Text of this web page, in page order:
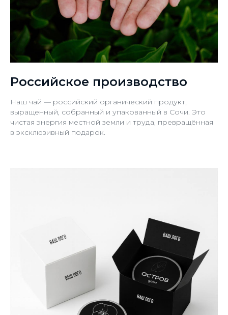
Российское производство
Наш чай — российский органический продукт,
выращенный, собранный и упакованный в Сочи. Это
чистая энергия местной земли и труда, превращённая
в эксклюзивный подарок.